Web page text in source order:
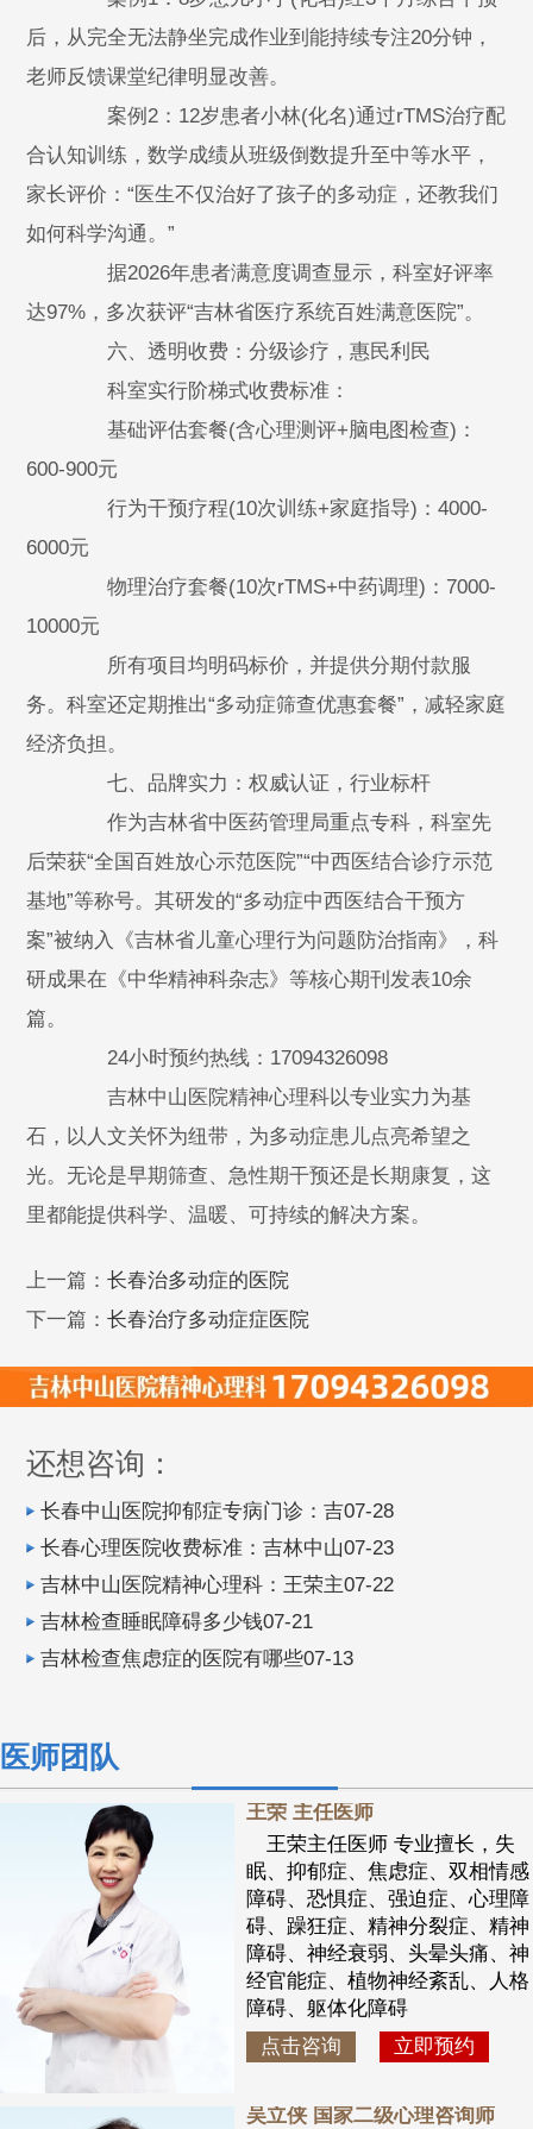
后，从完全无法静坐完成作业到能持续专注20分钟，
老师反馈课堂纪律明显改善。
案例2：12岁患者小林(化名)通过rTMS治疗配
合认知训练，数学成绩从班级倒数提升至中等水平，
家长评价：“医生不仅治好了孩子的多动症，还教我们
如何科学沟通。”
据2026年患者满意度调查显示，科室好评率
达97%，多次获评“吉林省医疗系统百姓满意医院”。
六、透明收费：分级诊疗，惠民利民
科室实行阶梯式收费标准：
基础评估套餐(含心理测评+脑电图检查)：
600-900元
行为干预疗程(10次训练+家庭指导)：4000-
6000元
物理治疗套餐(10次rTMS+中药调理)：7000-
10000元
所有项目均明码标价，并提供分期付款服
务。科室还定期推出“多动症筛查优惠套餐”，减轻家庭
经济负担。
七、品牌实力：权威认证，行业标杆
作为吉林省中医药管理局重点专科，科室先
后荣获“全国百姓放心示范医院”“中西医结合诊疗示范
基地”等称号。其研发的“多动症中西医结合干预方
案”被纳入《吉林省儿童心理行为问题防治指南》，科
研成果在《中华精神科杂志》等核心期刊发表10余
篇。
24小时预约热线：17094326098
吉林中山医院精神心理科以专业实力为基
石，以人文关怀为纽带，为多动症患儿点亮希望之
光。无论是早期筛查、急性期干预还是长期康复，这
里都能提供科学、温暖、可持续的解决方案。
上一篇：长春治多动症的医院
下一篇：长春治疗多动症症医院
还想咨询：
长春中山医院抑郁症专病门诊：吉07-28
长春心理医院收费标准：吉林中山07-23
吉林中山医院精神心理科：王荣主07-22
吉林检查睡眠障碍多少钱07-21
吉林检查焦虑症的医院有哪些07-13
医师团队
王荣 主任医师
王荣主任医师 专业擅长，失
眠、抑郁症、焦虑症、双相情感
障碍、恐惧症、强迫症、心理障
碍、躁狂症、精神分裂症、精神
障碍、神经衰弱、头晕头痛、神
经官能症、植物神经紊乱、人格
障碍、躯体化障碍
点击咨询
立即预约
吴立侠 国家二级心理咨询师